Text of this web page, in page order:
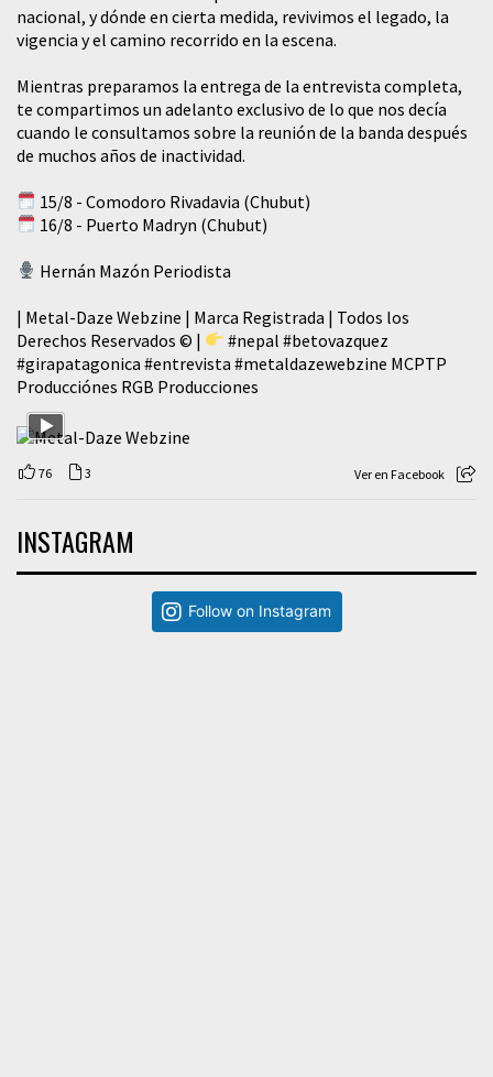
nacional, y dónde en cierta medida, revivimos el legado, la
vigencia y el camino recorrido en la escena.
Mientras preparamos la entrega de la entrevista completa,
te compartimos un adelanto exclusivo de lo que nos decía
cuando le consultamos sobre la reunión de la banda después
de muchos años de inactividad.
15/8 - Comodoro Rivadavia (Chubut)
16/8 - Puerto Madryn (Chubut)
Hernán Mazón Periodista
| Metal-Daze Webzine | Marca Registrada | Todos los
Derechos Reservados © |
#nepal #betovazquez
#girapatagonica #entrevista #metaldazewebzine MCPTP
Producciónes RGB Producciones
76 3 Ver en Facebook
INSTAGRAM
Follow on Instagram